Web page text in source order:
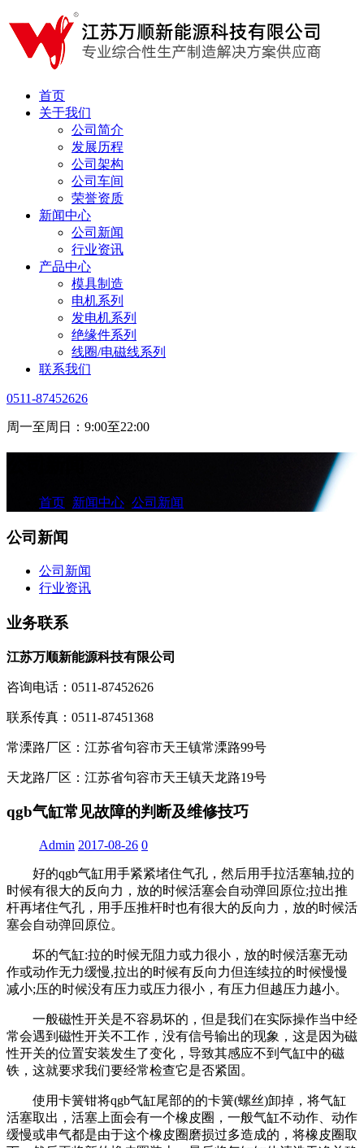
首页
关于我们
公司简介
发展历程
公司架构
公司车间
荣誉资质
新闻中心
公司新闻
行业资讯
产品中心
模具制造
电机系列
发电机系列
绝缘件系列
线圈/电磁线系列
联系我们
0511-87452626
周一至周日：9:00至22:00
首页 新闻中心 公司新闻
公司新闻
公司新闻
行业资讯
业务联系
江苏万顺新能源科技有限公司
咨询电话：0511-87452626
联系传真：0511-87451368
常溧路厂区：江苏省句容市天王镇常溧路99号
天龙路厂区：江苏省句容市天王镇天龙路19号
qgb气缸常见故障的判断及维修技巧
Admin 2017-08-26 0
好的qgb气缸用手紧紧堵住气孔，然后用手拉活塞轴,拉的
时候有很大的反向力，放的时候活塞会自动弹回原位;拉出推
杆再堵住气孔，用手压推杆时也有很大的反向力，放的时候活
塞会自动弹回原位。
坏的气缸:拉的时候无阻力或力很小，放的时候活塞无动
作或动作无力缓慢,拉出的时候有反向力但连续拉的时候慢慢
减小;压的时候没有压力或压力很小，有压力但越压力越小。
一般磁性开关是不容易坏的，但是我们在实际操作当中经
常会遇到磁性开关不工作，没有信号输出的现象，这是因为磁
性开关的位置安装发生了变化，导致其感应不到气缸中的磁
铁，这就要求我们要经常检查它是否紧固。
使用卡簧钳将qgb气缸尾部的的卡簧(螺丝)卸掉，将气缸
活塞取出，活塞上面会有一个橡皮圈，一般气缸不动作、动作
缓慢或串气都是由于这个橡皮圈磨损过多造成的，将橡皮圈取